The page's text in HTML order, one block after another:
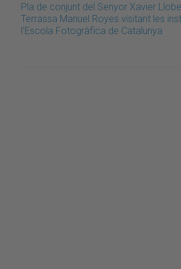
Pla de conjunt del Senyor Xavier
Terrassa Manuel Royes visitant les
l'Escola Fotogràfica de Catalunya